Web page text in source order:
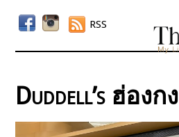
RSS
Duddell’s ฮ่องกง